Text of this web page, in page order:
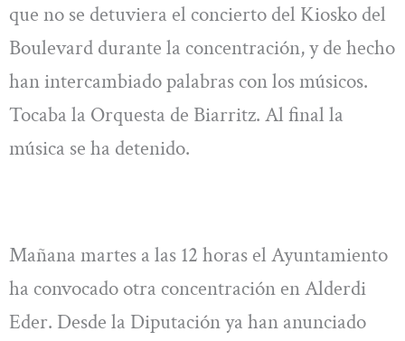
que no se detuviera el concierto del Kiosko del
Boulevard durante la concentración, y de hecho
han intercambiado palabras con los músicos.
Tocaba la Orquesta de Biarritz. Al final la
música se ha detenido.
Mañana martes a las 12 horas el Ayuntamiento
ha convocado otra concentración en Alderdi
Eder. Desde la Diputación ya han anunciado